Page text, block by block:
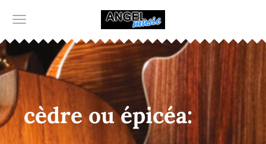
cèdre ou épicéa: